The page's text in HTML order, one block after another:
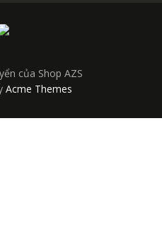
của Shop AZS
Acme Themes